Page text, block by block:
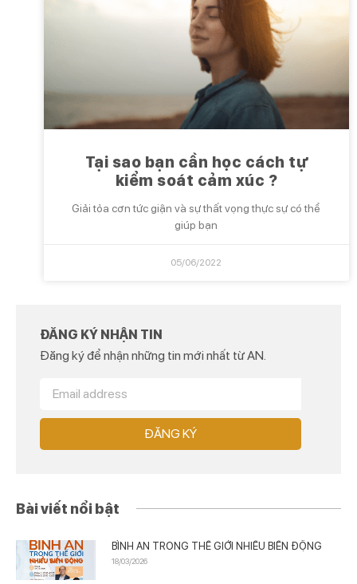
Tại sao bạn cần học cách tự
kiểm soát cảm xúc ?
Giải tỏa cơn tức giận và sự thất vọng thực sự có thể
giúp bạn
05/06/2022
ĐĂNG KÝ NHẬN TIN
Đăng ký để nhận những tin mới nhất từ AN.
ĐĂNG KÝ
Bài viết nổi bật
BÌNH AN TRONG THẾ GIỚI NHIỀU BIẾN ĐỘNG
18/03/2026